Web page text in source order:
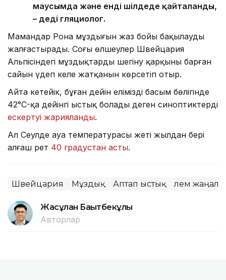
маусымда және енді шілдеде қайталанды,
– деді гляциолог.
Мамандар Рона мұздығын жаз бойы бақылауды
жалғастырады. Соңғы өлшеулер Швейцария
Альпісіндегі мұздықтардың шегіну қарқыны барған
сайын үдеп келе жатқанын көрсетіп отыр.
Айта кетейік, бұған дейін еліміздің басым бөлігінде
42°C-қа дейінгі ыстық болады деген синоптиктердің
ескертуі жарияланды.
Ал Сеулде ауа температурасы жеті жылдан бері
алғаш рет 40 градустан асты.
Швейцария Мұздық Аптап ыстық Әлем
Жасұлан Бақытбекұлы
Авторлар